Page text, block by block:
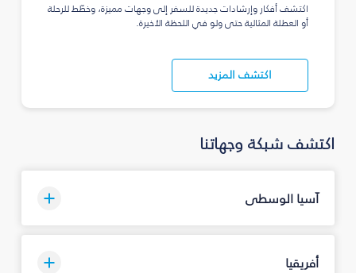
اكتشف أفكار وإرشادات جديدة للسفر إلى وجهات مميزة، وخطّط للرحلة
أو العطلة المثالية حتى ولو في اللحظة الأخيرة.
اكتشف المزيد
اكتشف شبكة وجهاتنا
آسيا الوسطى
أفريقيا